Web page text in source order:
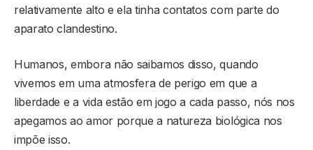
relativamente alto e ela tinha contatos com parte do
aparato clandestino.
Humanos, embora não saibamos disso, quando
vivemos em uma atmosfera de perigo em que a
liberdade e a vida estão em jogo a cada passo, nós nos
apegamos ao amor porque a natureza biológica nos
impõe isso.